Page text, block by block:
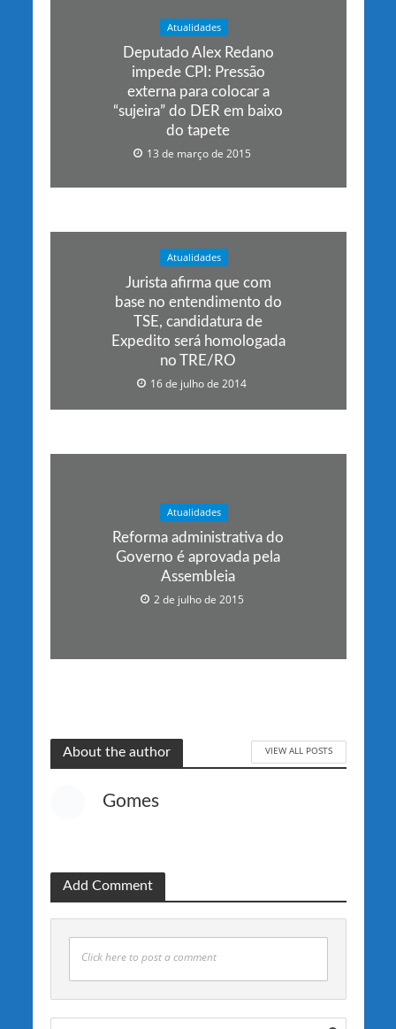
Atualidades
Deputado Alex Redano
impede CPI: Pressão
externa para colocar a
“sujeira” do DER em baixo
do tapete
13 de março de 2015
Atualidades
Jurista afirma que com
base no entendimento do
TSE, candidatura de
Expedito será homologada
no TRE/RO
16 de julho de 2014
Atualidades
Reforma administrativa do
Governo é aprovada pela
Assembleia
2 de julho de 2015
About the author VIEW ALL POSTS
Gomes
Add Comment
Click here to post a comment